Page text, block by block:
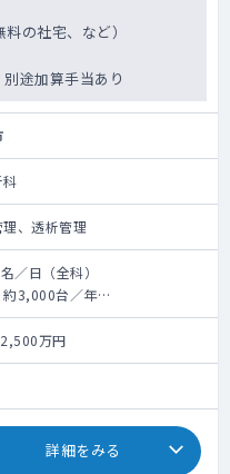
の社宅、など）
途加算手当あり
科
、透析管理
／日（全科）
約3,000台／年
数：8名程度（主治医制）
2～3コマ/週
棟管理をお願いいたします。
勤務バランスはご相談可。
でも最新治療であるオンライ
50台）対応可能となります。
万円
詳細をみる